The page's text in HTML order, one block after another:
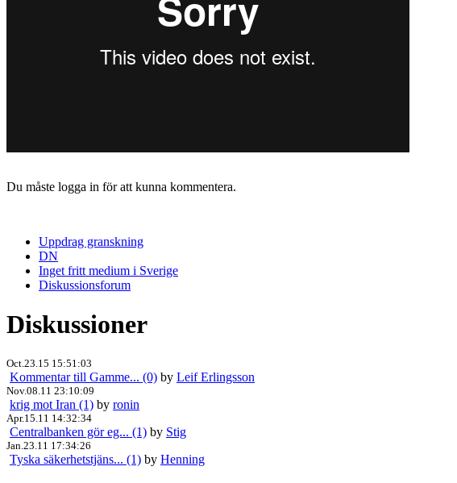
Du måste logga in för att kunna kommentera.
Uppdrag granskning
DN
Inget fritt medium i Sverige
Diskussionsforum
Diskussioner
Oct.23.15 15:51:03
Kommentar till Gamme... (0) by Leif Erlingsson
Nov.08.11 23:10:09
krig mot Iran (1) by ronin
Apr.15.11 14:32:34
Centralbanken gör eg... (1) by Stig
Jan.23.11 17:34:26
Tyska säkerhetstjäns... (1) by Henning